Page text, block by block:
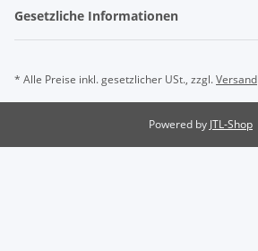
Gesetzliche Informationen
* Alle Preise inkl. gesetzlicher USt., zzgl.Versand
Powered by JTL-Shop